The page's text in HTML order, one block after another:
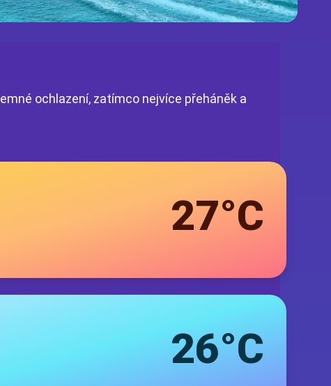
ochlazení, zatímco nejvíce přeháněk a
27°C
26°C